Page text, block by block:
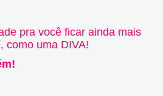
pra você ficar ainda mais
como uma DIVA!